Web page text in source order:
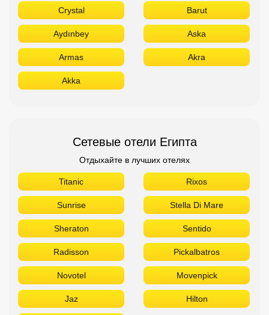
Crystal Barut
Aydınbey Aska
Armas Akra
Akka
Сетевые отели Египта
Отдыхайте в лучших отелях
Titanic Rixos
Sunrise Stella Di Mare
Sheraton Sentido
Radisson Pickalbatros
Novotel Movenpick
Jaz Hilton